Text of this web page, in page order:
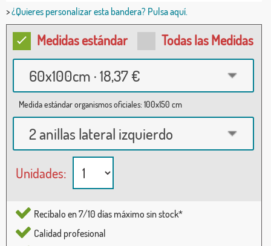
>¿Quieres personalizar esta bandera? Pulsa aquí.
Medidas estándar Todas las Medidas
60x100cm · 18,37 €
Medida estándar organismos oficiales: 100x150 cm
2 anillas lateral izquierdo
Unidades:
Recíbalo en 7/10 días máximo sin stock*
Calidad profesional